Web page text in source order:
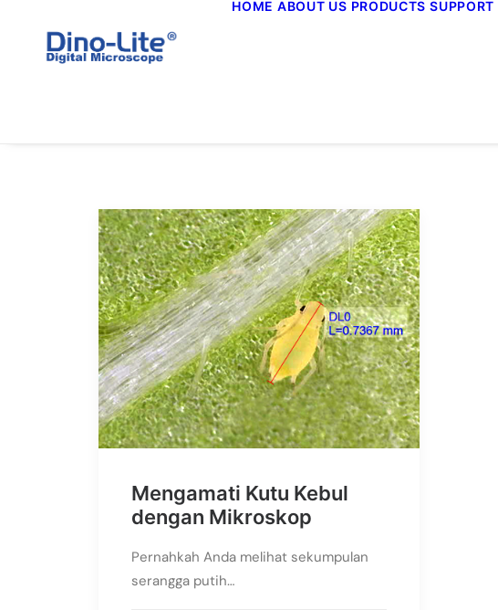
HOME ABOUT US PRODUCTS SUPPORT
Mengamati Kutu Kebul
dengan Mikroskop
Pernahkah Anda melihat sekumpulan
serangga putih…